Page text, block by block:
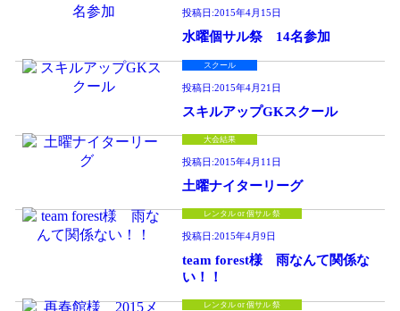
投稿日:2015年4月15日
水曜個サル祭 14名参加
スクール
投稿日:2015年4月21日
スキルアップGKスクール
大会結果
投稿日:2015年4月11日
土曜ナイターリーグ
レンタル or 個サル 祭
投稿日:2015年4月9日
team forest様 雨なんて関係な
い！！
レンタル or 個サル 祭